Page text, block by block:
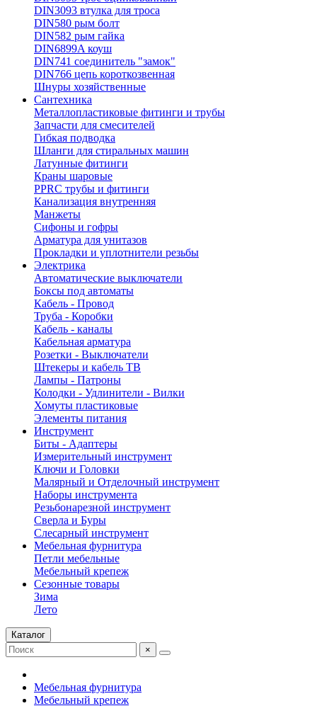
DIN3093 втулка для троса
DIN580 рым болт
DIN582 рым гайка
DIN6899A коуш
DIN741 соединитель "замок"
DIN766 цепь короткозвенная
Шнуры хозяйственные
Сантехника
Металлопластиковые фитинги и трубы
Запчасти для смесителей
Гибкая подводка
Шланги для стиральных машин
Латунные фитинги
Краны шаровые
PPRC трубы и фитинги
Канализация внутренняя
Манжеты
Сифоны и гофры
Арматура для унитазов
Прокладки и уплотнители резьбы
Электрика
Автоматические выключатели
Боксы под автоматы
Кабель - Провод
Труба - Коробки
Кабель - каналы
Кабельная арматура
Розетки - Выключатели
Штекеры и кабель ТВ
Лампы - Патроны
Колодки - Удлинители - Вилки
Хомуты пластиковые
Элементы питания
Инструмент
Биты - Адаптеры
Измерительный инструмент
Ключи и Головки
Малярный и Отделочный инструмент
Наборы инструмента
Резьбонарезной инструмент
Сверла и Буры
Слесарный инструмент
Мебельная фурнитура
Петли мебельные
Мебельный крепеж
Сезонные товары
Зима
Лето
Каталог
×
Мебельная фурнитура
Мебельный крепеж